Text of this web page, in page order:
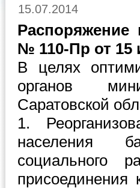
15.07.2014
Распоряжение
№ 110-Пр от 15
В целях
органов
Саратовской
1.
населения
социального